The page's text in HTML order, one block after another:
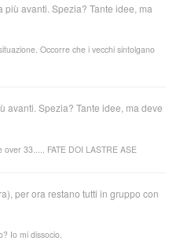
più avanti. Spezia? Tante idee, ma
Occorre che i vecchi sintolgano
avanti. Spezia? Tante idee, ma deve
33..... FATE DOI LASTRE ASE
per ora restano tutti in gruppo con
Io mi dissocio.